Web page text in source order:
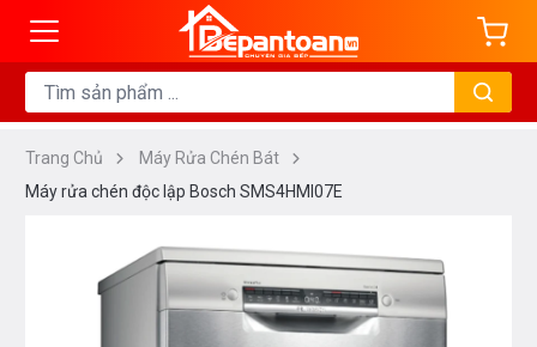
Trang Chủ
Máy Rửa Chén Bát
Máy rửa chén độc lập Bosch SMS4HMI07E